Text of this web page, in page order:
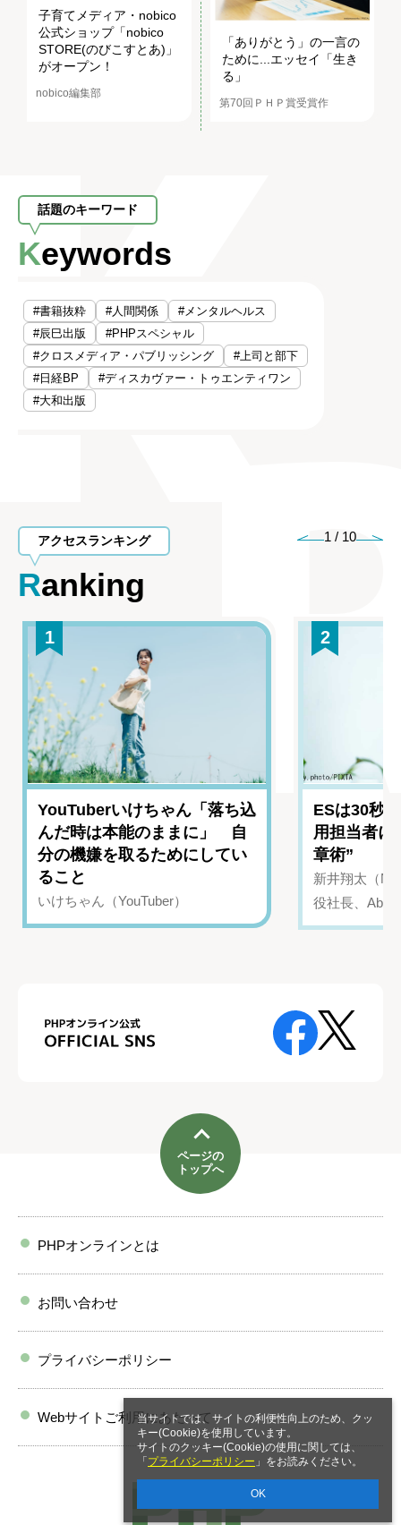
当サイトでは、サイトの利便性向上のため、クッ
キー(Cookie)を使用しています。
サイトのクッキー(Cookie)の使用に関しては、
「 プライバシーポリシー 」をお読みください。
OK
子育てメディア・nobico
公式ショップ「nobico
STORE(のびこすとあ)」
がオープン！
nobico編集部
「ありがとう」の一言の
ために...エッセイ「生き
る」
第70回ＰＨＰ賞受賞作
話題のキーワード
Keywords
#書籍抜粋 #人間関係
#メンタルヘルス
#辰巳出版
#PHPスペシャル
#クロスメディア・パブリッシング
#上司と部下
#日経BP
#ディスカヴァー・トゥエンティワン
#大和出版
アクセスランキング
Ranking
1 / 10
1
YouTuberいけちゃん「落ち込
んだ時は本能のままに」 自
分の機嫌を取るためにしてい
ること
いけちゃん（YouTuber）
2
ESは30秒
用担当者に
章術”
新井翔太（
役社長、
ページの
トップへ
PHPオンラインとは
お問い合わせ
プライバシーポリシー
Webサイトご利用にあたって